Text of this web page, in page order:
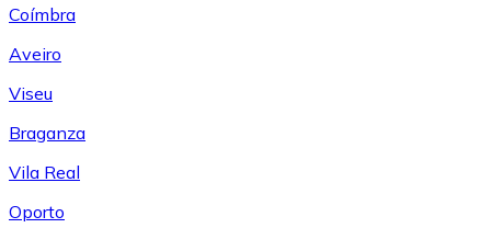
Coímbra
Aveiro
Viseu
Braganza
Vila Real
Oporto